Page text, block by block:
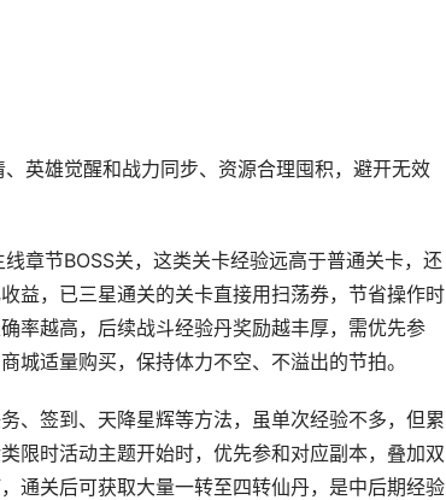
英雄觉醒和战力同步、资源合理囤积，避开无效
章节BOSS关，这类关卡经验远高于普通关卡，还
益，已三星通关的关卡直接用扫荡券，节省操作时
率越高，后续战斗经验丹奖励越丰厚，需优先参
城适量购买，保持体力不空、不溢出的节拍。
、签到、天降星辉等方法，虽单次经验不多，但累
限时活动主题开始时，优先参和对应副本，叠加双
通关后可获取大量一转至四转仙丹，是中后期经验